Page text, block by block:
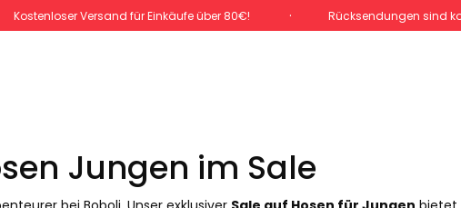
Kostenloser Versand für Einkäufe über 80€! Rücksendungen sind
Jungen im Sale